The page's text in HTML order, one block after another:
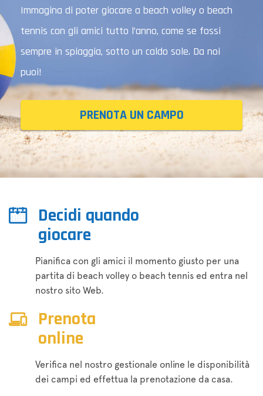
Immagina di poter giocare a beach volley o beach
tennis con gli amici tutto l’anno, come se fossi
sempre in spiaggia, sotto un caldo sole. Da noi
puoi!
PRENOTA UN CAMPO
Decidi quando
giocare
Pianifica con gli amici il momento giusto per una
partita di beach volley o beach tennis ed entra nel
nostro sito Web.
Prenota
online
Verifica nel nostro gestionale online le disponibilità
dei campi ed effettua la prenotazione da casa.